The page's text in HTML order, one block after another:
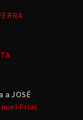
a JOSÉ
Frias